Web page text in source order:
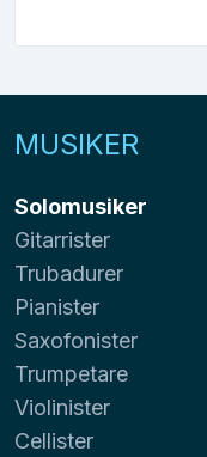
MUSIKER
Solomusiker
Gitarrister
Trubadurer
Pianister
Saxofonister
Trumpetare
Violinister
Cellister